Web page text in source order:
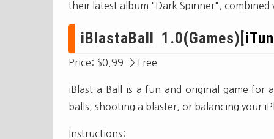
their latest album "Dark Spinner",
iBlastaBall 1.0(Games)[
Price: $0.99 -> Free
iBlast-a-Ball is a fun and original game for
balls, shooting a blaster, or balancing your
Instructions: